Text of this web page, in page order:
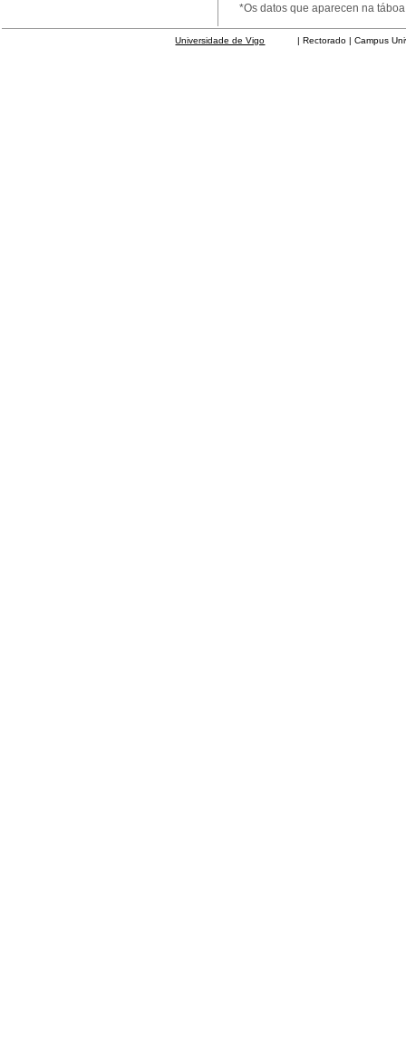
*Os datos que aparecen na
Universidade de Vigo | Rectorado | Campus